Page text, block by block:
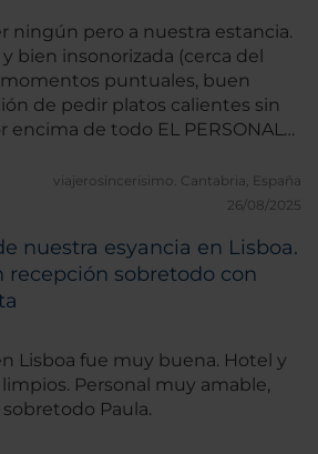
ningún pero a nuestra estancia.
bien insonorizada (cerca del
puntuales, buen
de pedir platos calientes sin
por hacer todo perfecto
viajerosincerisimo. Cantabria, España
26/08/2025
nuestra esyancia en Lisboa.
recepción sobretodo con
Lisboa fue muy buena. Hotel y
Personal muy amable,
Paula.